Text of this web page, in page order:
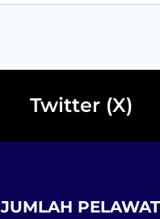
Twitter (X)
JUMLAH PELAWAT